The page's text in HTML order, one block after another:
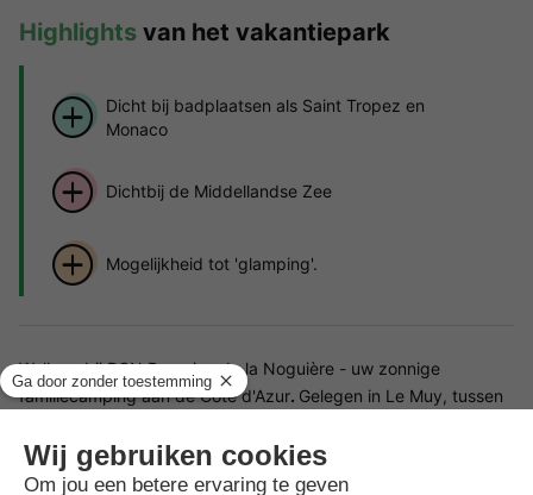
Highlights van het vakantiepark
Dicht bij badplaatsen als Saint Tropez en
Monaco
Dichtbij de Middellandse Zee
Mogelijkheid tot 'glamping'.
Welkom bij RCN Domaine de la Noguière - uw zonnige
familiecamping aan de Côte d'Azur. Gelegen in Le Muy, tussen
glamoureuze badplaatsen van de Côte d'Azur, biedt dit
vakantiepark de perfecte combinatie van een mediterrane